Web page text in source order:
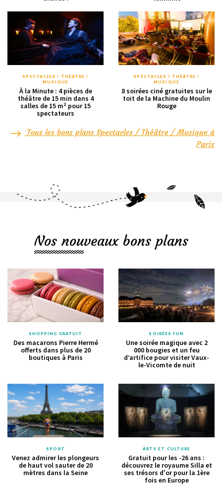
SPECTACLES / THÉÂTRE /
MUSIQUE
À la Minute : 4 pièces de
théâtre de 15 min dans 4
salles de 15 m² pour 15
spectateurs
SPECTACLES / THÉÂTRE /
MUSIQUE
8 soirées ciné gratuites sur le
toit de la Machine du Moulin
Rouge
Tous les bons plans Spectacles / Théâtre / Musique à
Paris
Nos nouveaux bons plans
SHOPPING GRATUIT
Des macarons Pierre Hermé
offerts dans plus de 20
boutiques à Paris
SOIRÉES FUN
Une soirée magique avec 2
000 bougies et un feu
d’artifice pour visiter Vaux-
le-Vicomte de nuit
SPORT
Venez admirer les plongeurs
de haut vol sauter de 20
mètres dans la Seine
ARTS ET CULTURE
Gratuit pour les -26 ans :
découvrez le royaume Silla et
ses trésors d'or pour la 1ère
fois en Europe